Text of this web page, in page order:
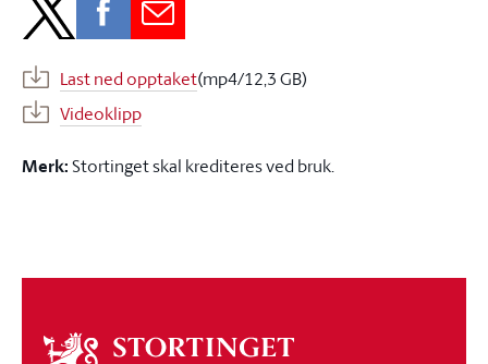
Last ned opptaket(mp4/12,3 GB)
Videoklipp
Merk:Stortinget skal krediteres ved bruk.
Om